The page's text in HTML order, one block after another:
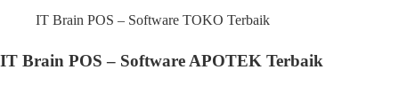
IT Brain POS – Software TOKO Terbaik
IT Brain POS – Software APOTEK Terbaik